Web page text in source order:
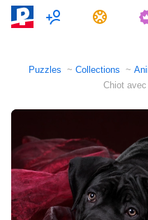
Multijoueur
Puzzles Collections
Chiot